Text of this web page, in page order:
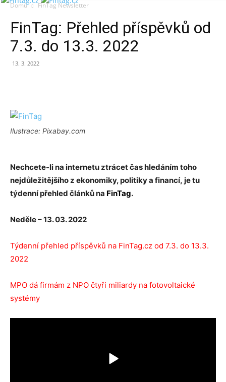
Domů FinTag Newsletter
FinTag: Přehled příspěvků od
7.3. do 13.3. 2022
13. 3. 2022
Ilustrace: Pixabay.com
Nechcete-li na internetu ztrácet čas hledáním toho
nejdůležitějšího z ekonomiky, politiky a financí, je tu
týdenní přehled článků na FinTag.
Neděle – 13. 03. 2022
Týdenní přehled příspěvků na FinTag.cz od 7.3. do 13.3.
2022
MPO dá firmám z NPO čtyři miliardy na fotovoltaické
systémy